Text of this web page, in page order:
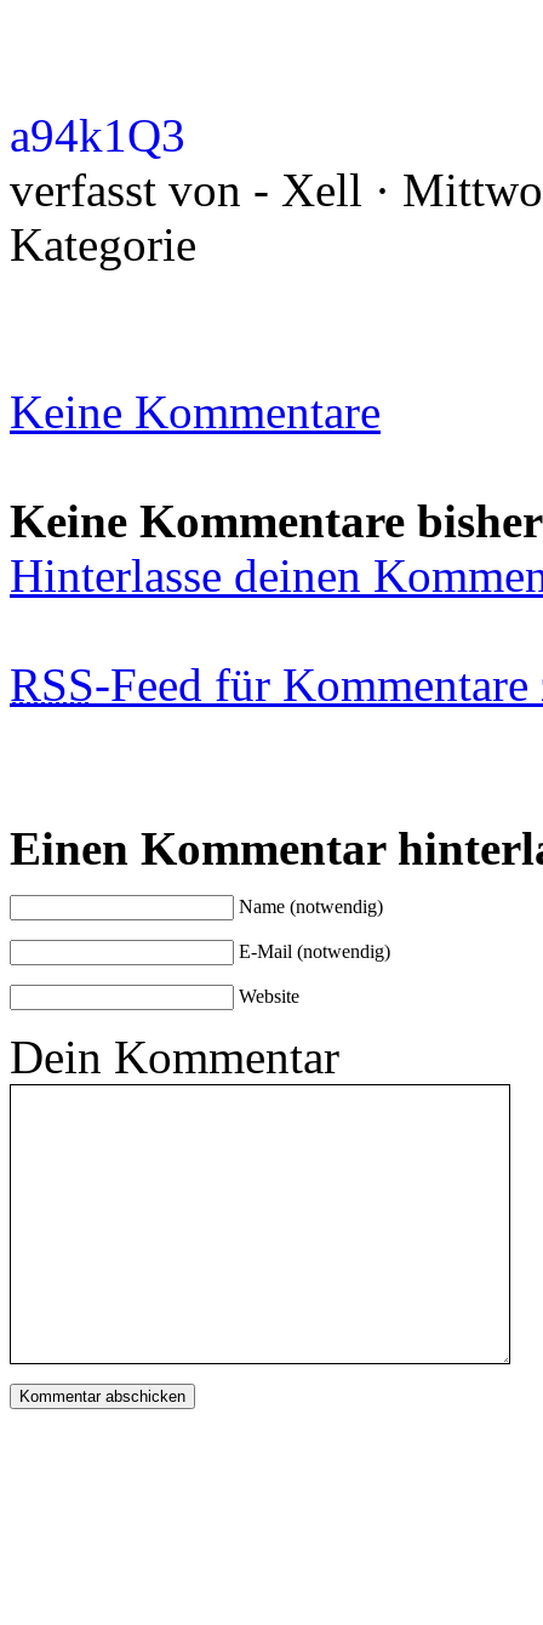
a94k1Q3
verfasst von - Xell ·
Kategorie
Keine Kommentare
Keine Kommentare bisher
Hinterlasse deinen
RSS-Feed für
Einen Kommentar
Name (notwendig)
E-Mail (notwendig)
Website
Dein Kommentar